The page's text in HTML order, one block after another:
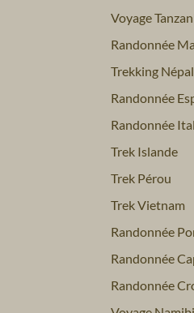
Voyage
Randonnée
Trekking Népal
Randonnée
Randonnée
Trek Islande
Trek Pérou
Trek Vietnam
Randonnée
Randonnée
Randonnée